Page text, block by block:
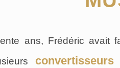
ans, Frédéric avait
convertisseurs